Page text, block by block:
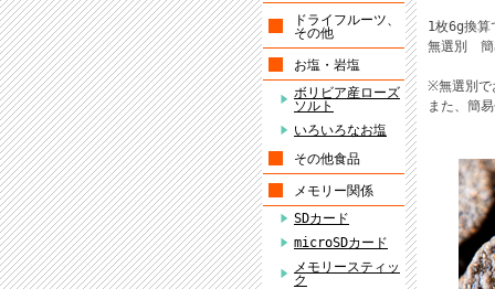
ドライフルーツ、
その他
お塩・岩塩
ボリビア産ローズ
ソルト
いろいろなお塩
その他食品
メモリー関係
SDカード
microSDカード
メモリースティッ
ク
1枚6g換
無選別 簡
※無選別で
また、簡